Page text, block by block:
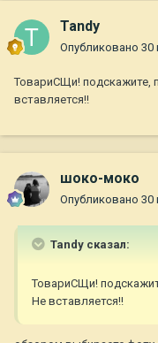
Tandy
Опубликовано 30
ТовариСЩи! подскажите,
вставляется!!
шоко-моко
Опубликовано 30
Tandy сказал:
ТовариСЩи!
Не вставляется!!